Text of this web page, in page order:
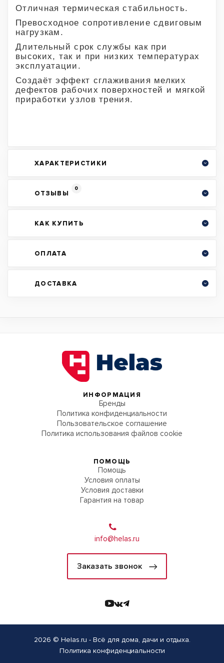
Отличная термическая стабильность.
Превосходное сопротивление сдвиговым
нагрузкам.
Длительный срок службы как при
высоких, так и при низких температурах
эксплуатации.
Создаёт эффект сглаживания мелких
дефектов рабочих поверхностей и мягкой
приработки узлов трения.
ХАРАКТЕРИСТИКИ
ОТЗЫВЫ
0
КАК КУПИТЬ
ОПЛАТА
ДОСТАВКА
ИНФОРМАЦИЯ
Бренды
Политика конфиденциальности
Пользовательское соглашение
Политика использования файлов cookie
ПОМОЩЬ
Помощь
Условия оплаты
Условия доставки
Гарантия на товар
info@helas.ru
Заказать звонок
2026 © Helas.ru - Всё для дома, дачи и отдыха.
Политика конфиденциальности